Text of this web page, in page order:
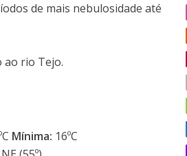
de mais nebulosidade até
ao rio Tejo.
Mínima: 16ºC